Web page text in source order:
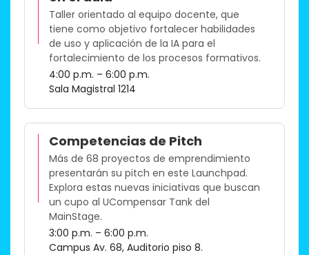
Taller orientado al equipo docente, que
tiene como objetivo fortalecer habilidades
de uso y aplicación de la IA para el
fortalecimiento de los procesos formativos.​
4:00 p.m. – 6:00 p.m.
Sala Magistral 1214
Competencias de Pitch
Más de 68 proyectos de emprendimiento
presentarán su pitch en este Launchpad.
Explora estas nuevas iniciativas que buscan
un cupo al UCompensar Tank del
MainStage.​
3:00 p.m. – 6:00 p.m.
Campus Av. 68, Auditorio piso 8.